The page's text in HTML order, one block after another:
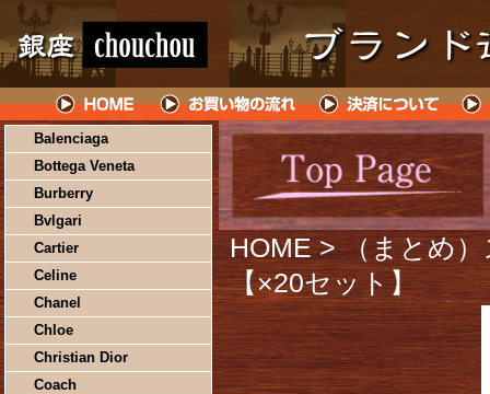
Balenciaga
Bottega Veneta
Burberry
Bvlgari
Cartier
Celine
Chanel
Chloe
Christian Dior
Coach
HOME > （まとめ
【×20セット】